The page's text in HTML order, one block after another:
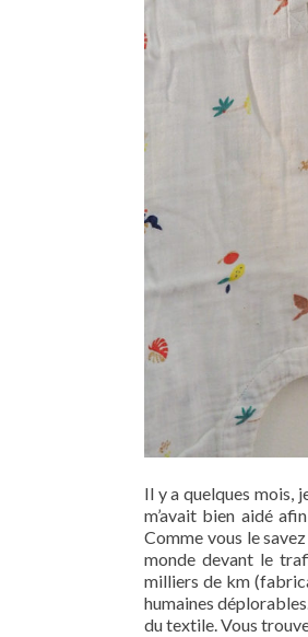
Il y a quelques mois,
m’avait bien aidé
Comme vous le
monde devant le
milliers de km
humaines
du textile. Vous